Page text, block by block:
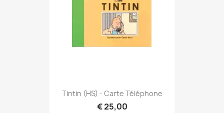
Tintin (HS) - Carte Téléphone
€ 25,00